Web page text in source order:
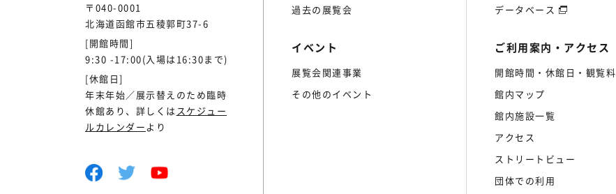
〒040-0001
北海道函館市五稜郭町37-6
[開館時間]
9:30 -17:00(入場は16:30まで)
[休館日]
年末年始／展示替えのため臨時
休館あり、詳しくは スケジュー
ルカレンダーより
過去の展覧会
イベント
展覧会関連事業
その他のイベント
データベース
ご利用案内・アクセス
開館時間・休館日・観覧料
館内マップ
館内施設一覧
アクセス
ストリートビュー
団体での利用